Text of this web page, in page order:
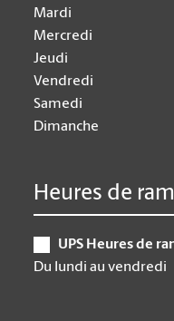
Mardi
Mercredi
Jeudi
Vendredi
Samedi
Dimanche
Heures de
UPS Heures de
Du lundi au vendredi